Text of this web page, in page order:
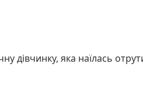
дівчинку, яка наїлась